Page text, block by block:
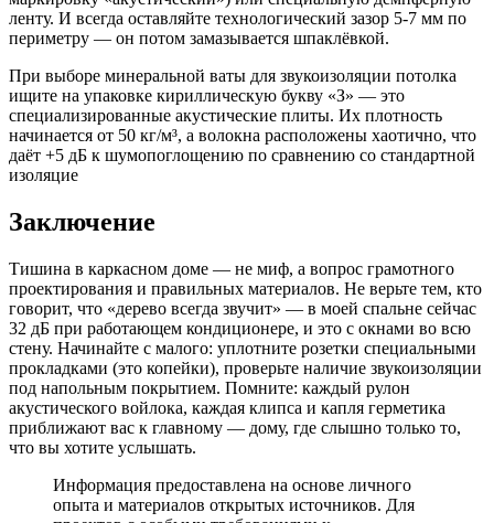
ленту. И всегда оставляйте технологический зазор 5-7 мм по
периметру — он потом замазывается шпаклёвкой.
При выборе минеральной ваты для звукоизоляции потолка
ищите на упаковке кириллическую букву «З» — это
специализированные акустические плиты. Их плотность
начинается от 50 кг/м³, а волокна расположены хаотично, что
даёт +5 дБ к шумопоглощению по сравнению со стандартной
изоляцие
Заключение
Тишина в каркасном доме — не миф, а вопрос грамотного
проектирования и правильных материалов. Не верьте тем, кто
говорит, что «дерево всегда звучит» — в моей спальне сейчас
32 дБ при работающем кондиционере, и это с окнами во всю
стену. Начинайте с малого: уплотните розетки специальными
прокладками (это копейки), проверьте наличие звукоизоляции
под напольным покрытием. Помните: каждый рулон
акустического войлока, каждая клипса и капля герметика
приближают вас к главному — дому, где слышно только то,
что вы хотите услышать.
Информация предоставлена на основе личного
опыта и материалов открытых источников. Для